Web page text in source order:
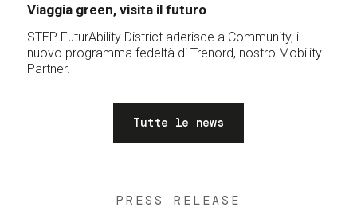
Viaggia green, visita il futuro
STEP FuturAbility District aderisce a Community, il
nuovo programma fedeltà di Trenord, nostro Mobility
Partner.
Tutte le news
PRESS RELEASE